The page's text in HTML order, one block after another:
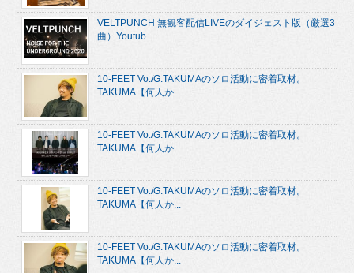
VELTPUNCH 無観客配信LIVEのダイジェスト版（厳選3
曲）Youtub...
10-FEET Vo./G.TAKUMAのソロ活動に密着取材。
TAKUMA【何人か...
10-FEET Vo./G.TAKUMAのソロ活動に密着取材。
TAKUMA【何人か...
10-FEET Vo./G.TAKUMAのソロ活動に密着取材。
TAKUMA【何人か...
10-FEET Vo./G.TAKUMAのソロ活動に密着取材。
TAKUMA【何人か...